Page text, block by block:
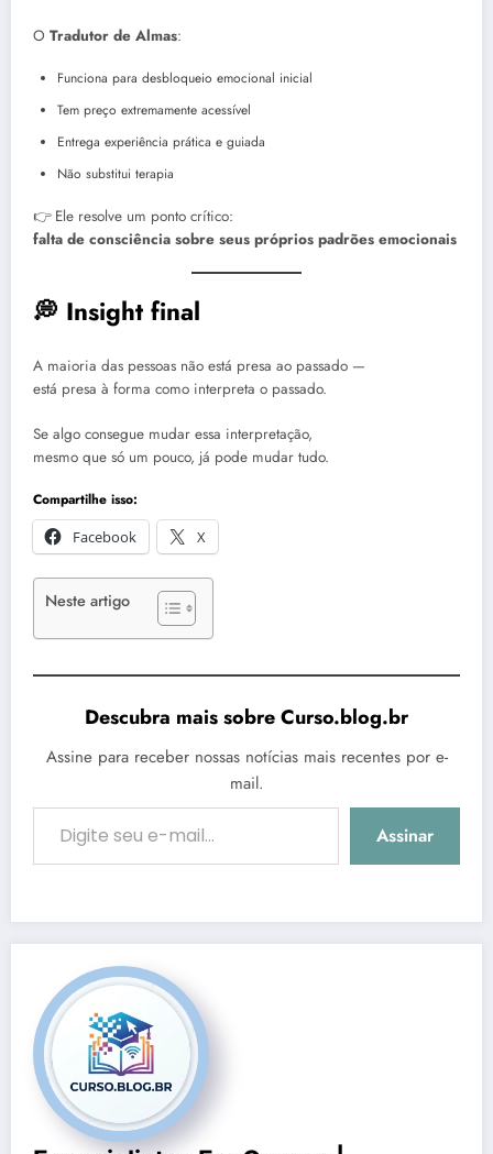
O Tradutor de Almas:
Funciona para desbloqueio emocional inicial
Tem preço extremamente acessível
Entrega experiência prática e guiada
Não substitui terapia
👉 Ele resolve um ponto crítico:
falta de consciência sobre seus próprios padrões emocionais
💭 Insight final
A maioria das pessoas não está presa ao passado —
está presa à forma como interpreta o passado.
Se algo consegue mudar essa interpretação,
mesmo que só um pouco, já pode mudar tudo.
Compartilhe isso:
Facebook
X
Neste artigo
Descubra mais sobre Curso.blog.br
Assine para receber nossas notícias mais recentes por e-
mail.
Digite seu e-mail…
Assinar